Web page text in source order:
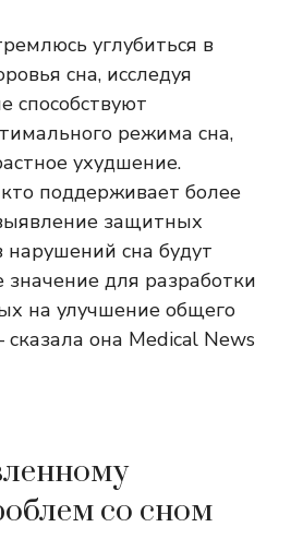
углубиться в
сна, исследуя
способствуют
режима сна,
ухудшение.
поддерживает более
защитных
сна будут
для разработки
на улучшение общего
она Medical News
со сном